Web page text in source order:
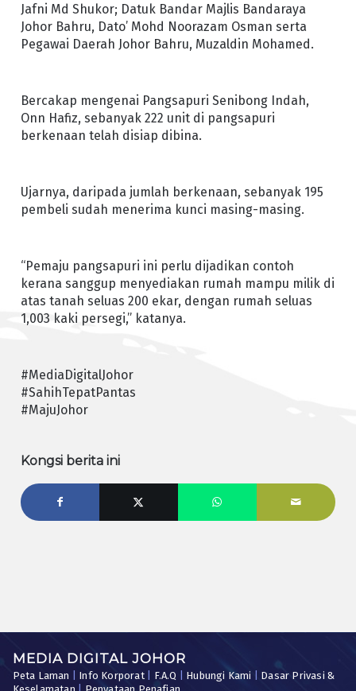
Jafni Md Shukor; Datuk Bandar Majlis Bandaraya
Johor Bahru, Dato’ Mohd Noorazam Osman serta
Pegawai Daerah Johor Bahru, Muzaldin Mohamed.
Bercakap mengenai Pangsapuri Senibong Indah,
Onn Hafiz, sebanyak 222 unit di pangsapuri
berkenaan telah disiap dibina.
Ujarnya, daripada jumlah berkenaan, sebanyak 195
pembeli sudah menerima kunci masing-masing.
“Pemaju pangsapuri ini perlu dijadikan contoh
kerana sanggup menyediakan rumah mampu milik di
atas tanah seluas 200 ekar, dengan rumah seluas
1,003 kaki persegi,” katanya.
#MediaDigitalJohor
#SahihTepatPantas
#MajuJohor
Kongsi berita ini
MEDIA DIGITAL JOHOR
Peta Laman Info Korporat| F.A.Q Hubungi Kami
Dasar Privasi &